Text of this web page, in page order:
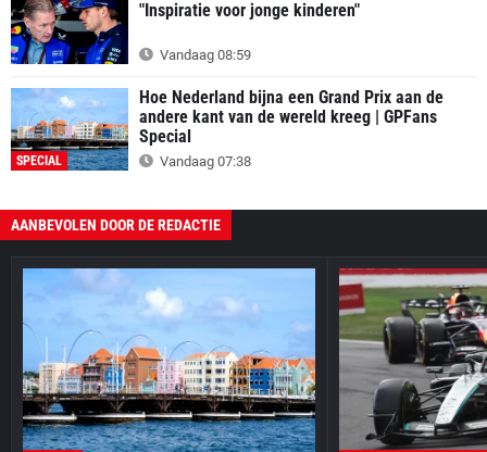
"Inspiratie voor jonge kinderen"
Vandaag 08:59
SPECIAL
Hoe Nederland bijna een Grand Prix aan de
andere kant van de wereld kreeg | GPFans
Special
Vandaag 07:38
AANBEVOLEN DOOR DE REDACTIE